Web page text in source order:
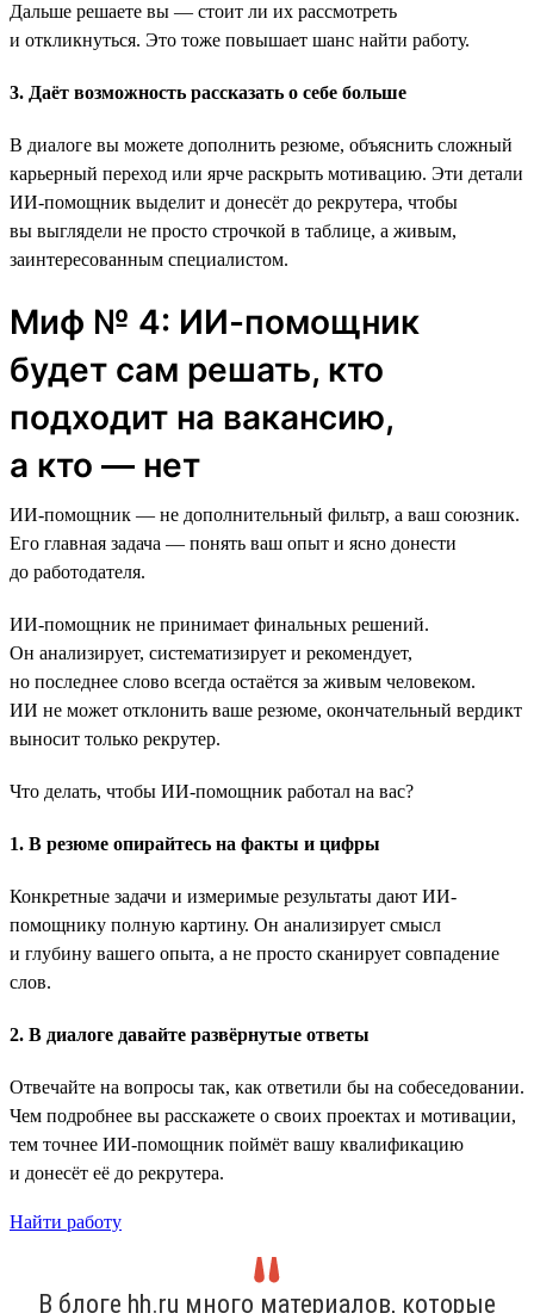
Дальше решаете вы — стоит ли их рассмотреть
и откликнуться. Это тоже повышает шанс найти работу.
3. Даёт возможность рассказать о себе больше
В диалоге вы можете дополнить резюме, объяснить сложный
карьерный переход или ярче раскрыть мотивацию. Эти детали
ИИ-помощник выделит и донесёт до рекрутера, чтобы
вы выглядели не просто строчкой в таблице, а живым,
заинтересованным специалистом.
Миф № 4: ИИ-помощник
будет сам решать, кто
подходит на вакансию,
а кто — нет
ИИ-помощник — не дополнительный фильтр, а ваш союзник.
Его главная задача — понять ваш опыт и ясно донести
до работодателя.
ИИ-помощник не принимает финальных решений.
Он анализирует, систематизирует и рекомендует,
но последнее слово всегда остаётся за живым человеком.
ИИ не может отклонить ваше резюме, окончательный вердикт
выносит только рекрутер.
Что делать, чтобы ИИ-помощник работал на вас?
1. В резюме опирайтесь на факты и цифры
Конкретные задачи и измеримые результаты дают ИИ-
помощнику полную картину. Он анализирует смысл
и глубину вашего опыта, а не просто сканирует совпадение
слов.
2. В диалоге давайте развёрнутые ответы
Отвечайте на вопросы так, как ответили бы на собеседовании.
Чем подробнее вы расскажете о своих проектах и мотивации,
тем точнее ИИ-помощник поймёт вашу квалификацию
и донесёт её до рекрутера.
Найти работу
В блоге hh.ru много материалов, которые